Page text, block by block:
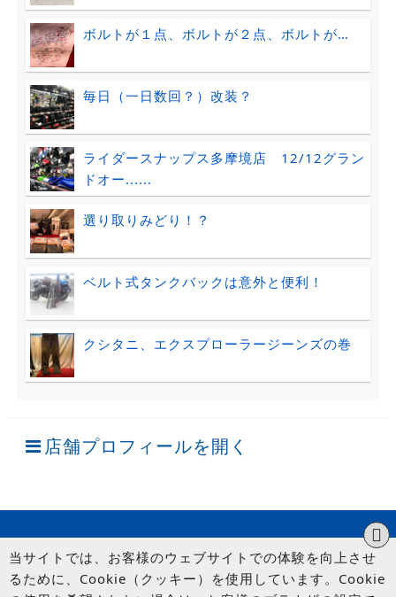
ボルトが１点、ボルトが２点、ボルトが…
毎日（一日数回？）改装？
ライダースナップス多摩境店 12/12グラン
ドオー......
選り取りみどり！？
ベルト式タンクバックは意外と便利！
クシタニ、エクスプローラージーンズの巻
店舗プロフィールを開く
当サイトでは、お客様のウェブサイトでの体験を向上させ
るために、Cookie（クッキー）を使用しています。Cookie